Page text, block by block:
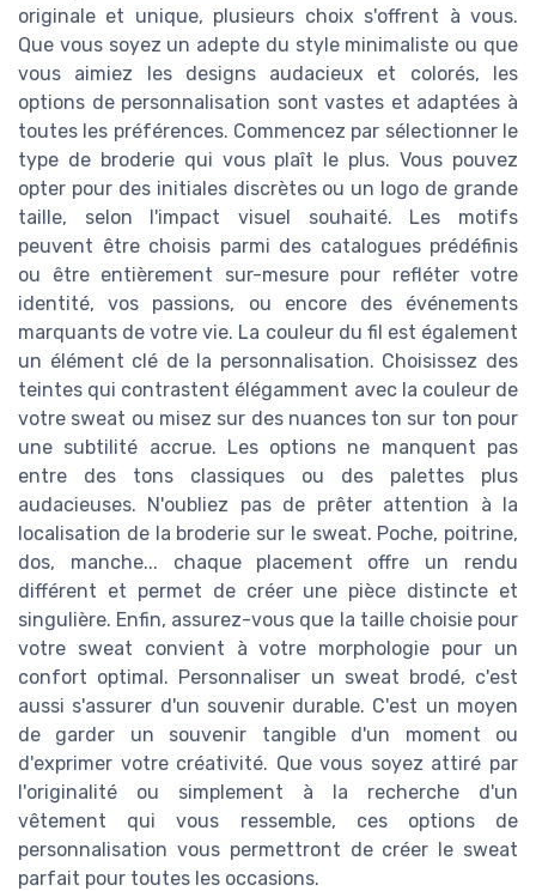
originale et unique, plusieurs choix s'offrent à vous.
Que vous soyez un adepte du style minimaliste ou que
vous aimiez les designs audacieux et colorés, les
options de personnalisation sont vastes et adaptées à
toutes les préférences. Commencez par sélectionner le
type de broderie qui vous plaît le plus. Vous pouvez
opter pour des initiales discrètes ou un logo de grande
taille, selon l'impact visuel souhaité. Les motifs
peuvent être choisis parmi des catalogues prédéfinis
ou être entièrement sur-mesure pour refléter votre
identité, vos passions, ou encore des événements
marquants de votre vie. La couleur du fil est également
un élément clé de la personnalisation. Choisissez des
teintes qui contrastent élégamment avec la couleur de
votre sweat ou misez sur des nuances ton sur ton pour
une subtilité accrue. Les options ne manquent pas
entre des tons classiques ou des palettes plus
audacieuses. N'oubliez pas de prêter attention à la
localisation de la broderie sur le sweat. Poche, poitrine,
dos, manche... chaque placement offre un rendu
différent et permet de créer une pièce distincte et
singulière. Enfin, assurez-vous que la taille choisie pour
votre sweat convient à votre morphologie pour un
confort optimal. Personnaliser un sweat brodé, c'est
aussi s'assurer d'un souvenir durable. C'est un moyen
de garder un souvenir tangible d'un moment ou
d'exprimer votre créativité. Que vous soyez attiré par
l'originalité ou simplement à la recherche d'un
vêtement qui vous ressemble, ces options de
personnalisation vous permettront de créer le sweat
parfait pour toutes les occasions.